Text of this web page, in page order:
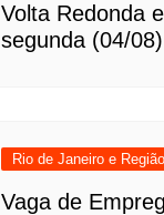
Volta Redonda
segunda (04/08)
Rio de Janeiro e
Vaga de